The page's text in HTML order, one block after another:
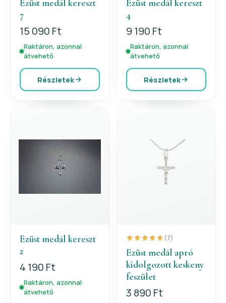
Ezüst medál kereszt
7
15 090 Ft
Raktáron, azonnal
átvehető
Részletek
Ezüst medál kereszt
4
9 190 Ft
Raktáron, azonnal
átvehető
Részletek
Ezüst medál kereszt
2
4 190 Ft
Raktáron, azonnal
átvehető
(7)
Ezüst medál apró
kidolgozott keskeny
feszület
3 890 Ft